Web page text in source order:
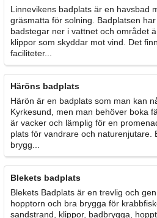
Linnevikens badplats är en havsbad
gräsmatta för solning. Badplatsen
badstegar ner i vattnet och området
klippor som skyddar mot vind. Det
faciliteter...
Häröns badplats
Härön är en badplats som man kan
Kyrkesund, men man behöver boka
är vacker och lämplig för en
plats för vandrare och naturenjutare.
brygg...
Blekets badplats
Blekets Badplats är en trevlig och
hopptorn och bra brygga för
sandstrand, klippor, badbrygga,